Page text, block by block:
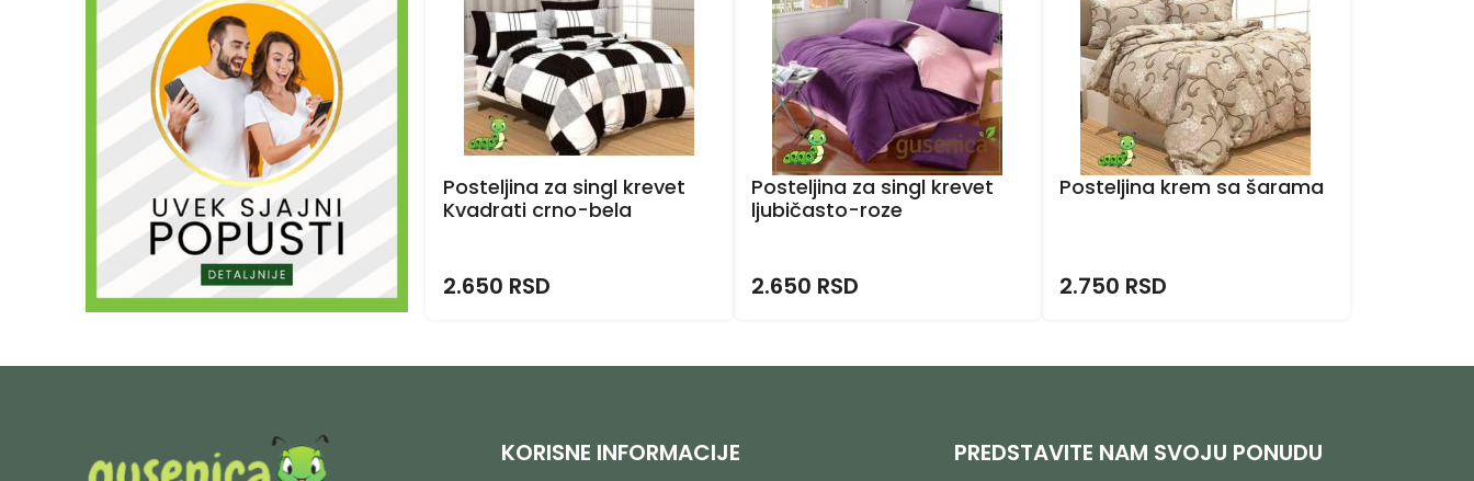
Posteljina za singl krevet
Kvadrati crno-bela
2.650 RSD
Posteljina za singl krevet
ljubičasto-roze
2.650 RSD
Posteljina krem sa šarama
2.750 RSD
KORISNE INFORMACIJE PREDSTAVITE NAM SVOJU PONUDU